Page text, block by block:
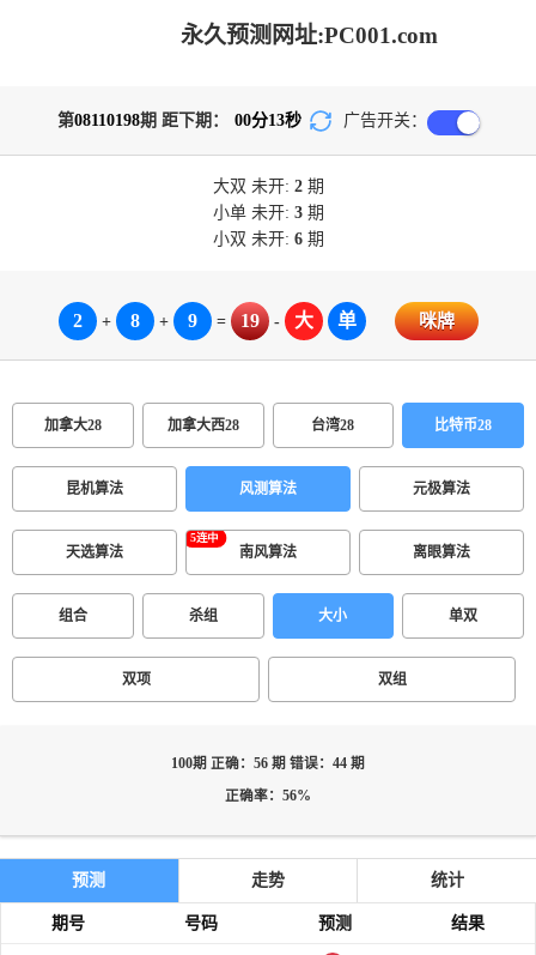
永久预测网址:PC001.com
第08110198期 距下期： 00分13秒 广告开关：
大双 未开: 2期
小单 未开: 3期
小双 未开: 6期
2 + 8 + 9 = 19 - 大 单 咪牌
加拿大28 加拿大西28 台湾28 比特币28
昆机算法 风测算法 元极算法
天选算法 南风算法 离眼算法
组合 杀组 大小 单双
双项 双组
100期 正确：56 期 错误：44 期
正确率：56%
预测 走势 统计
期号 号码 预测 结果